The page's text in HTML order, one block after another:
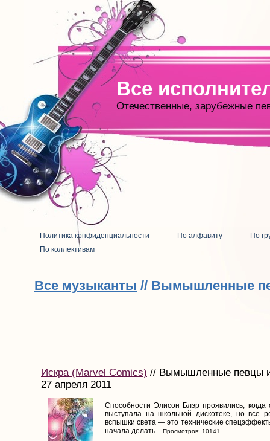
Все
Отечественные, зарубежные
Политика конфиденциальности По алфавиту
По
По коллективам
Все музыканты // Вымышленные
Искра (Marvel Comics) // Вымышленные певцы
27 апреля 2011
Способности Элисон Блэр проявились,
выступала на школьной дискотеке, но все
вспышки света — это технические
начала делать... Просмотров: 10141